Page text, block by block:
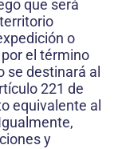
que será
o
el término
se destinará al
221 de
equivalente al
y